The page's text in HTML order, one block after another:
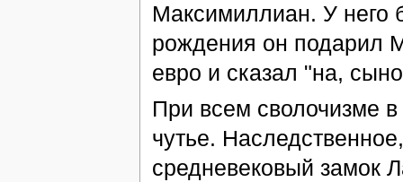
Максимиллиан. У него
рождения он подарил
евро и сказал "на,
При всем сволочизме
чутье.
средневековый замок